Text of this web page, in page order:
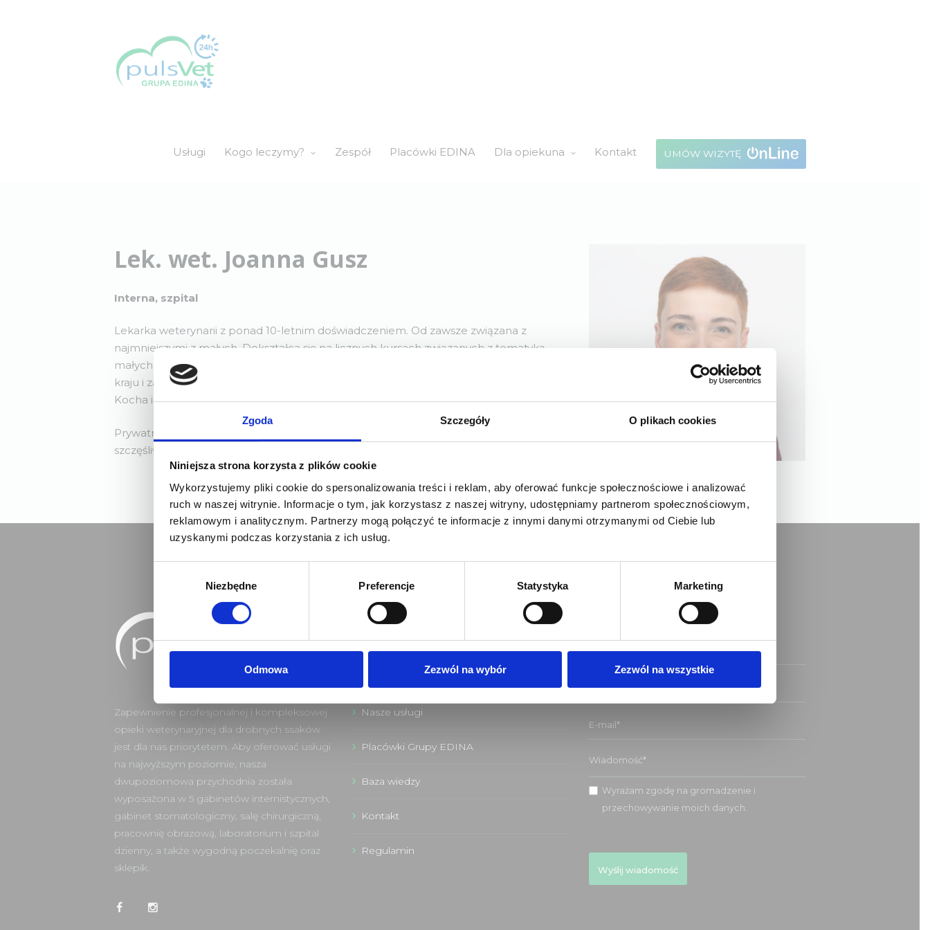
Zgoda Szczegóły O plikach cookies
Niniejsza strona korzysta z plików cookie
Wykorzystujemy pliki cookie do spersonalizowania treści i reklam, aby oferować funkcje społecznościowe i analizować
ruch w naszej witrynie. Informacje o tym, jak korzystasz z naszej witryny, udostępniamy partnerom społecznościowym,
reklamowym i analitycznym. Partnerzy mogą połączyć te informacje z innymi danymi otrzymanymi od Ciebie lub
uzyskanymi podczas korzystania z ich usług.
ó
d
y
Niezbędne Preferencje Statystyka Marketing
Odmowa Zezwól na wybór Zezwól na wszystkie
Usługi Kogo leczymy? Zespół Placówki EDINA Dla opiekuna Kontakt UMÓW WIZYTĘ
Lek. wet. Joanna Gusz
Interna, szpital
Lekarka weterynarii z ponad 10-letnim doświadczeniem. Od zawsze związana z
najmniejszymi z małych. Dokształca się na licznych kursach związanych z tematyką
małych zwierząt egzotycznych. Wiedzę specjalistyczną zdobywała na praktykach w
kraju i za granicą, w tym w zajmującej się małymi ssakami lecznicy w Wielkiej Brytanii.
Kocha internę, ale interesuje się także chirurgią oraz anestezjologią.
Prywatnie odchowała kilka królików, wiewiórek oraz jednego małego dzika. Obecnie
szczęśliwa mama dwójki ludzkich dzieci, jednego psiego kawalera i rudego kocura.
Zapewnienie profesjonalnej i kompleksowej
opieki weterynaryjnej dla drobnych ssaków
jest dla nas priorytetem. Aby oferować usługi
na najwyższym poziomie, nasza
dwupoziomowa przychodnia została
wyposażona w 5 gabinetów internistycznych,
gabinet stomatologiczny, salę chirurgiczną,
pracownię obrazową, laboratorium i szpital
dzienny, a także wygodną poczekalnię oraz
sklepik.
Nawigacja
Strona główna
Nasze usługi
Placówki Grupy EDINA
Baza wiedzy
Kontakt
Regulamin
Wyrażam zgodę na gromadzenie i
przechowywanie moich danych.
Zmieniamy adres!
Od października 2026 r. będziemy przyjmować pacjentów w
naszej nowej lokalizacji.
sprawdzenie aktualnego adresu przychodni.
×